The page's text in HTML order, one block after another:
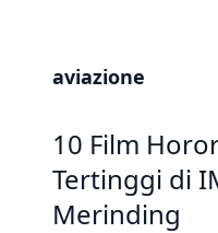
aviazione
10 Film
Tertinggi di
Merinding